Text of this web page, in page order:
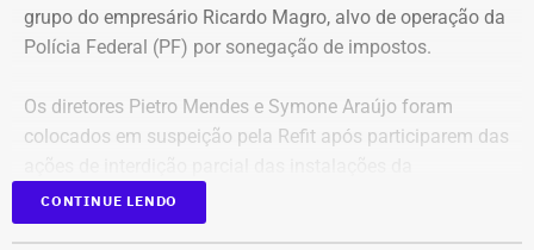
grupo do empresário Ricardo Magro, alvo de operação da
Polícia Federal (PF) por sonegação de impostos.
Os diretores Pietro Mendes e Symone Araújo foram
colocados em suspeição pela Refit após participarem das
companhia em setembro de 2025.
CONTINUE LENDO